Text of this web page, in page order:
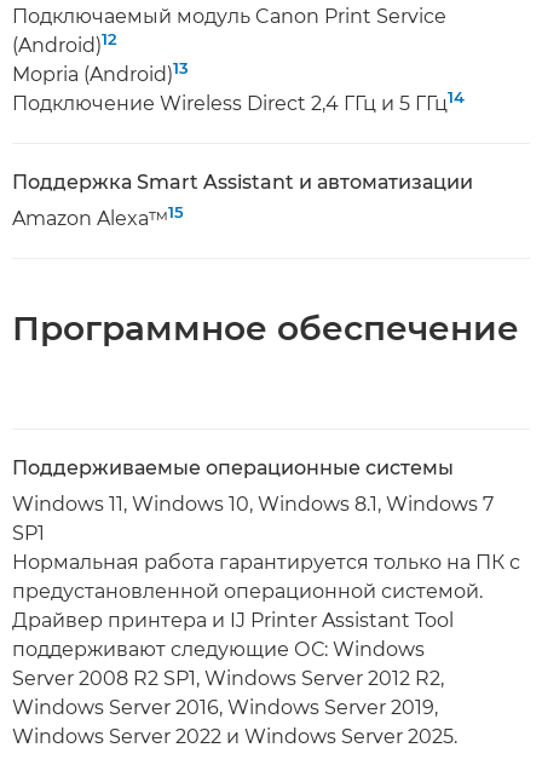
Подключаемый модуль Canon Print Service
(Android)12
Mopria (Android)13
Подключение Wireless Direct 2,4 ГГц и 5 ГГц14
Поддержка Smart Assistant и автоматизации
Amazon Alexa™15
Программное обеспечение
Поддерживаемые операционные системы
Windows 11, Windows 10, Windows 8.1, Windows 7
SP1
Нормальная работа гарантируется только на ПК с
предустановленной операционной системой.
Драйвер принтера и IJ Printer Assistant Tool
поддерживают следующие ОС: Windows
Server 2008 R2 SP1, Windows Server 2012 R2,
Windows Server 2016, Windows Server 2019,
Windows Server 2022 и Windows Server 2025.